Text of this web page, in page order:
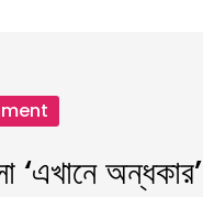
‘এখানে অন্ধকার’